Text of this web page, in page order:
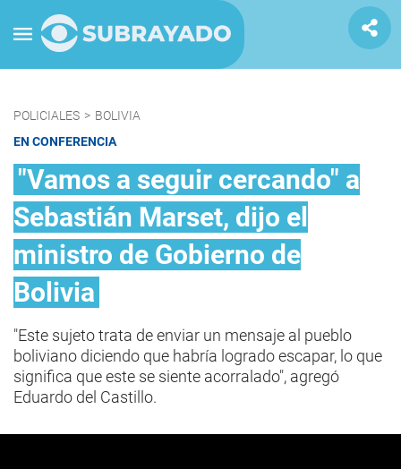
POLICIALES > BOLIVIA
EN CONFERENCIA
"Vamos a seguir cercando" a
Sebastián Marset, dijo el
ministro de Gobierno de
Bolivia
"Este sujeto trata de enviar un mensaje al pueblo
boliviano diciendo que habría logrado escapar, lo que
significa que este se siente acorralado", agregó
Eduardo del Castillo.